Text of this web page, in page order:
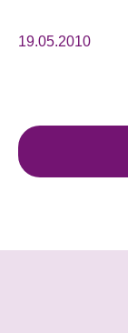
会籍
19.05.2010